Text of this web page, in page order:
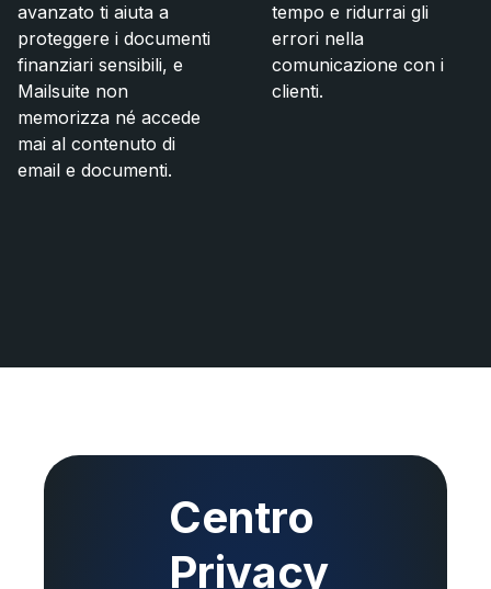
avanzato ti aiuta a
proteggere i documenti
finanziari sensibili, e
Mailsuite non
memorizza né accede
mai al contenuto di
email e documenti.
tempo e ridurrai gli
errori nella
comunicazione con i
clienti.
Centro
Privacy